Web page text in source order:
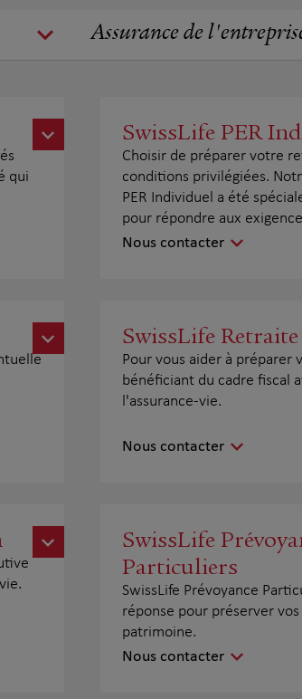
Assurance de
qui
SwissLife PER
Choisir de préparer votre
conditions privilégiées.
PER Individuel a été
pour répondre aux
Nous contacter
SwissLife Retraite
Pour vous aider à préparer
bénéficiant du cadre fiscal
l'assurance-vie.
Nous contacter
SwissLife
Particuliers
SwissLife Prévoyance
réponse pour préserver
patrimoine.
Nous contacter